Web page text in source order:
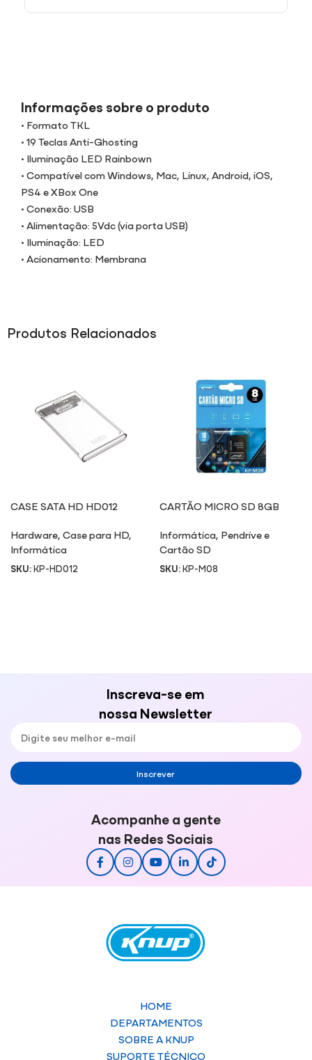
Informações sobre o produto
• Formato TKL
• 19 Teclas Anti-Ghosting
• Iluminação LED Rainbown
• Compatível com Windows, Mac, Linux, Android, iOS,
PS4 e XBox One
• Conexão: USB
• Alimentação: 5Vdc (via porta USB)
• Iluminação: LED
• Acionamento: Membrana
Produtos Relacionados
CASE SATA HD HD012
Hardware,Case para HD,
Informática
SKU:KP-HD012
CARTÃO MICRO SD 8GB
Informática, Pendrive e
Cartão SD
SKU:KP-M08
Inscreva-se em
nossa Newsletter
Inscrever
Acompanhe a gente
nas Redes Sociais
HOME
DEPARTAMENTOS
SOBRE A KNUP
SUPORTE TÉCNICO